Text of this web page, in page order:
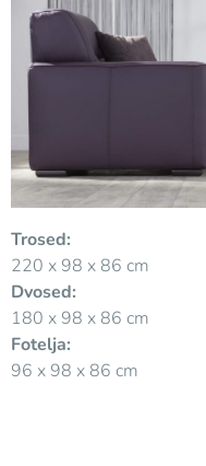
Trosed:
220 x 98 x 86 cm
Dvosed:
180 x 98 x 86 cm
Fotelja:
96 x 98 x 86 cm